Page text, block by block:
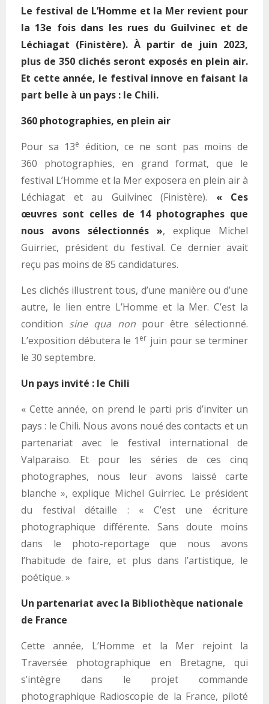
Le festival de L’Homme et la Mer revient pour
la 13e fois dans les rues du Guilvinec et de
Léchiagat (Finistère). À partir de juin 2023,
plus de 350 clichés seront exposés en plein air.
Et cette année, le festival innove en faisant la
part belle à un pays : le Chili.
360 photographies, en plein air
Pour sa 13e
édition, ce ne sont pas moins de
360 photographies, en grand format, que le
festival L’Homme et la Mer exposera en plein air à
Léchiagat et au Guilvinec (Finistère). « Ces
œuvres sont celles de 14 photographes que
nous avons sélectionnés », explique Michel
Guirriec, président du festival. Ce dernier avait
reçu pas moins de 85 candidatures.
Les clichés illustrent tous, d’une manière ou d’une
autre, le lien entre L’Homme et la Mer. C’est la
condition sine qua nonpour être sélectionné.
L’exposition débutera le 1 er juin pour se terminer
le 30 septembre.
Un pays invité : le Chili
« Cette année, on prend le parti pris d’inviter un
pays : le Chili. Nous avons noué des contacts et un
partenariat avec le festival international de
Valparaiso. Et pour les séries de ces cinq
photographes, nous leur avons laissé carte
blanche », explique Michel Guirriec. Le président
du festival détaille : « C’est une écriture
photographique différente. Sans doute moins
dans le photo-reportage que nous avons
l’habitude de faire, et plus dans l’artistique, le
poétique. »
Un partenariat avec la Bibliothèque nationale
de France
Cette année, L’Homme et la Mer rejoint la
Traversée photographique en Bretagne, qui
s’intègre dans le projet commande
photographique Radioscopie de la France, piloté